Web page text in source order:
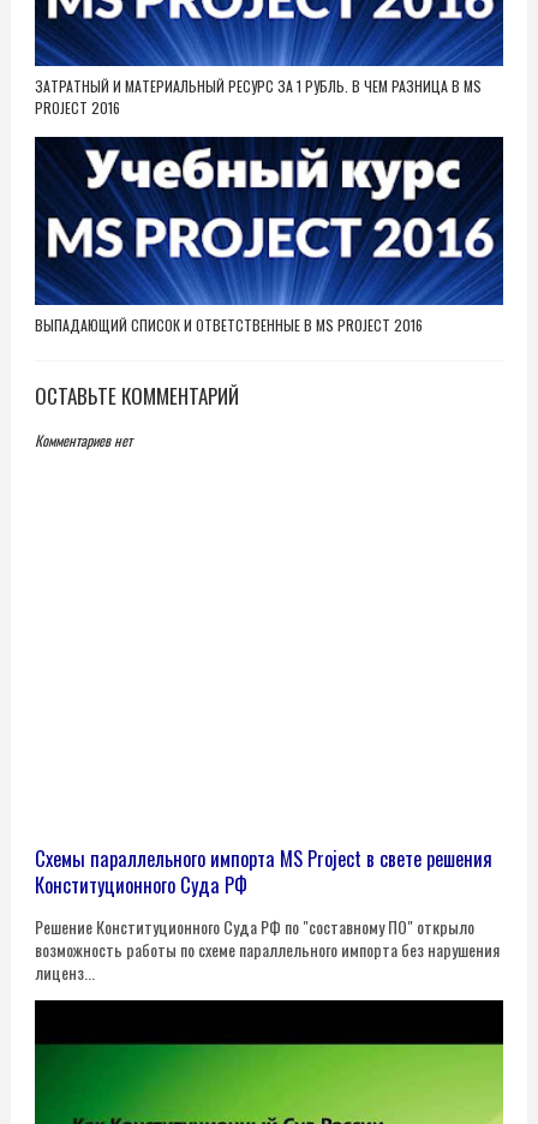
ЗАТРАТНЫЙ И МАТЕРИАЛЬНЫЙ РЕСУРС ЗА 1 РУБЛЬ. В ЧЕМ РАЗНИЦА В MS
PROJECT 2016
ВЫПАДАЮЩИЙ СПИСОК И ОТВЕТСТВЕННЫЕ В MS PROJECT 2016
ОСТАВЬТЕ КОММЕНТАРИЙ
Комментариев нет
Схемы параллельного импорта MS Project в свете решения
Конституционного Суда РФ
Решение Конституционного Суда РФ по "составному ПО" открыло
возможность работы по схеме параллельного импорта без нарушения
лиценз...